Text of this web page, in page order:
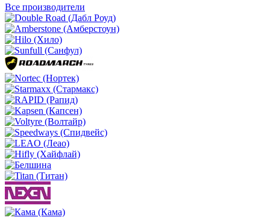
Все производители